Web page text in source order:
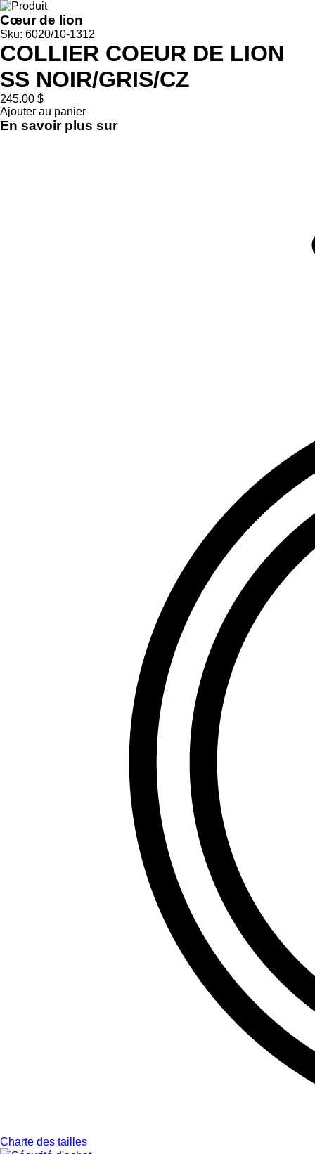
Cœur de lion
Sku: 6020/10-1312
COLLIER COEUR DE LION
SS NOIR/GRIS/CZ
245.00 $
Ajouter au panier
En savoir plus sur
Charte des tailles